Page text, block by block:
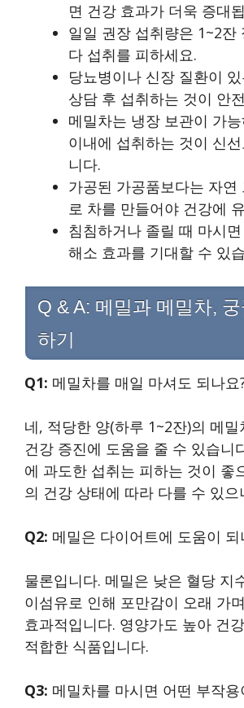
면 건강 효과가 더욱 증대
일일 권장 섭취량은 1~2잔
다 섭취를 피하세요.
당뇨병이나 신장 질환이
상담 후 섭취하는 것이 안
메밀차는 냉장 보관이 가
이내에 섭취하는 것이 신
니다.
가공된 가공품보다는 자연
로 차를 만들어야 건강에
침침하거나 졸릴 때 마시
해소 효과를 기대할 수 있
Q & A: 메밀과 메밀차,
하기
Q1: 메밀차를 매일 마셔도 되나요
네, 적당한 양(하루 1~2잔)의 메
건강 증진에 도움을 줄 수 있습니
에 과도한 섭취는 피하는 것이 좋
의 건강 상태에 따라 다를 수 있으
Q2: 메밀은 다이어트에 도움이 되
물론입니다. 메밀은 낮은 혈당 지
이섬유로 인해 포만감이 오래 가
효과적입니다. 영양가도 높아 건
적합한 식품입니다.
Q3: 메밀차를 마시면 어떤 부작용